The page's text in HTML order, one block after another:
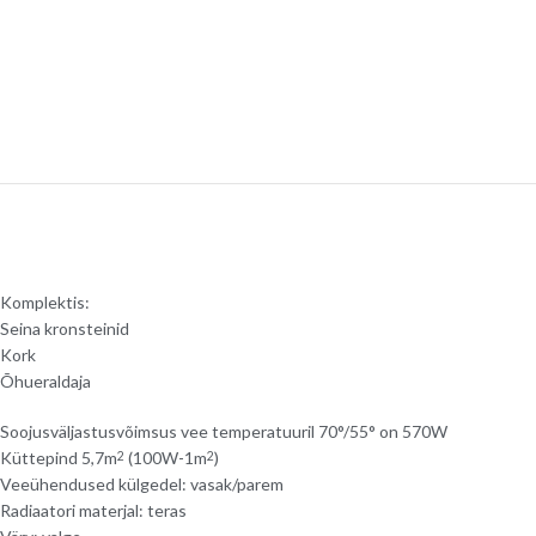
Komplektis:
Seina kronsteinid
Kork
Õhueraldaja
Soojusväljastusvõimsus vee temperatuuril 70°/55° on 570W
Küttepind 5,7m2 (100W-1m2)
Veeühendused külgedel: vasak/parem
Radiaatori materjal: teras